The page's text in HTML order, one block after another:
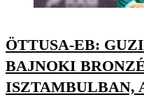
ÖTTUSA-EB:
BAJNOKI
ISZTAMBULBAN,